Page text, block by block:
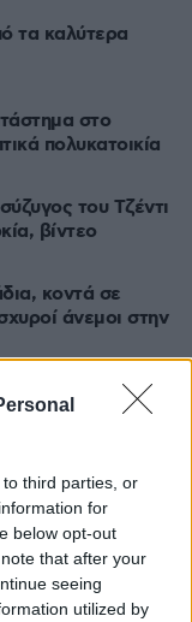
third parties, or
for
below opt-out
that after your
seeing
utilized by
τα καλύτερα
στο
πολυκατοικία
του Τζέντι
βίντεο
κοντά σε
άνεμοι στην
Τι πρέπει να
Ο Τούρκος
τα
υποψήφιος να